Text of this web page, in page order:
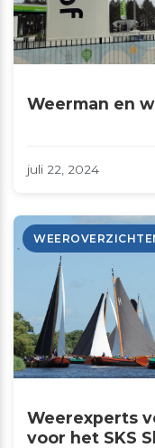
Weerman en
juli 22, 2024
Weerexperts
voor het SKS